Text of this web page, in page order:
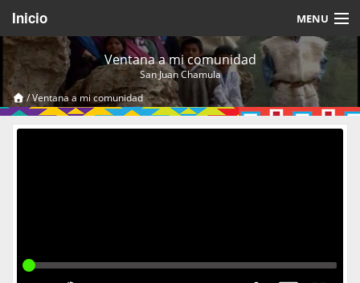
Inicio MENU
Acerca de
Videos Temáticos
Cerrar Sesión
Ventana a mi comunidad
San Juan Chamula
/Ventana a mi comunidad